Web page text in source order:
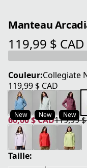
Manteau
119,99 $ CAD
prix actuel 119,99 $
Couleur:Collegiate
119,99 $ CAD
prix actuel 119,99 $
New New New
60,00 $ CAD
prix actuel 60,00 $
119,99
prix original 119,99 $
Taille: